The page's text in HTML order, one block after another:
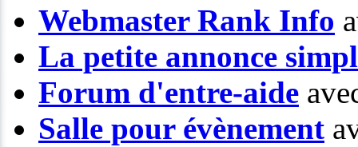
Webmaster Rank Info
La petite annonce
Forum d'entre-aide
Salle pour évènement